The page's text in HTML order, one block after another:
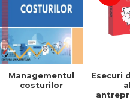
Managementul
costurilor
Esecuri